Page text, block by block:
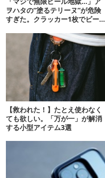
ヲハタの“塗るテリーヌ”が危険
すぎた。クラッカー1枚でビール
【救われた！】たとえ使わなく
ても欲しい。「万が一」が解消
する小型アイテム3選